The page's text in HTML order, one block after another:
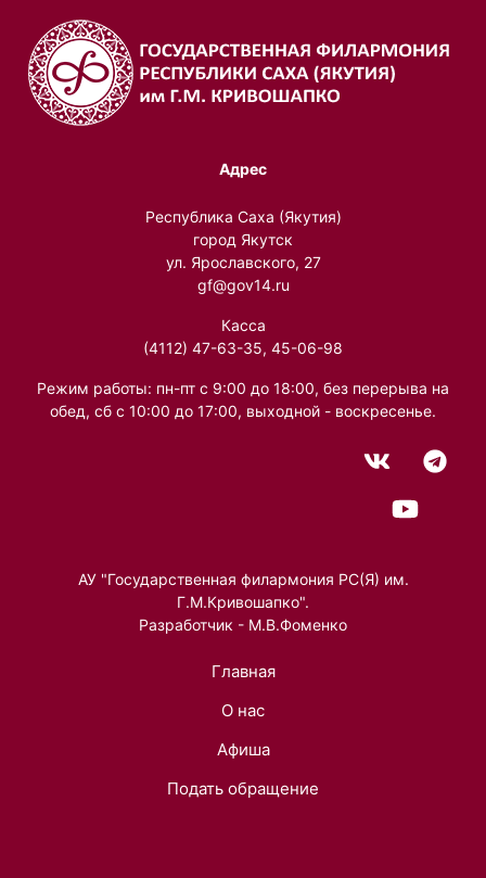
Адрес
Республика Саха (Якутия)
город Якутск
ул. Ярославского, 27
gf@gov14.ru
Касса
(4112) 47-63-35, 45-06-98
Режим работы: пн-пт с 9:00 до 18:00, без перерыва на
обед, сб с 10:00 до 17:00, выходной - воскресенье.
АУ "Государственная филармония РС(Я) им.
Г.М.Кривошапко".
Разработчик - М.В.Фоменко
Главная
О нас
Афиша
Подать обращение